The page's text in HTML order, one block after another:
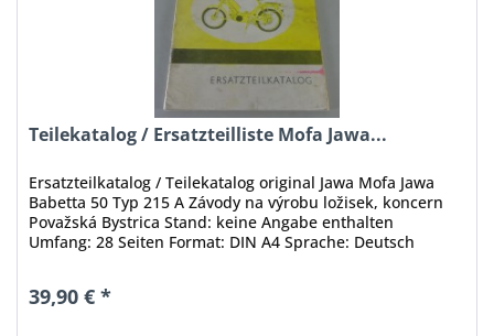
Teilekatalog / Ersatzteilliste Mofa Jawa...
Ersatzteilkatalog / Teilekatalog original Jawa Mofa Jawa
Babetta 50 Typ 215 A Závody na výrobu ložisek, koncern
Považská Bystrica Stand: keine Angabe enthalten
Umfang: 28 Seiten Format: DIN A4 Sprache: Deutsch
39,90 € *